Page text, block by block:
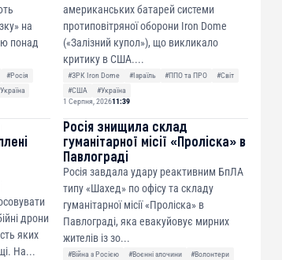
на
понад
#Росія
американських батарей системи
протиповітряної оборони Iron Dome
(«Залізний купол»), що викликало
критику в США....
#ЗРК Iron Dome #Ізраїль #ППО та ПРО
#Світ
#США
#Україна
1 Серпня, 202611:39
дрони
яких
На...
Росія знищила склад
гуманітарної місії «Проліска» в
Павлограді
Росія завдала удару реактивним БпЛА
типу «Шахед» по офісу та складу
гуманітарної місії «Проліска» в
Павлограді, яка евакуйовує мирних
жителів із зо...
#Війна з Росією #Воєнні злочини
#Волонтери